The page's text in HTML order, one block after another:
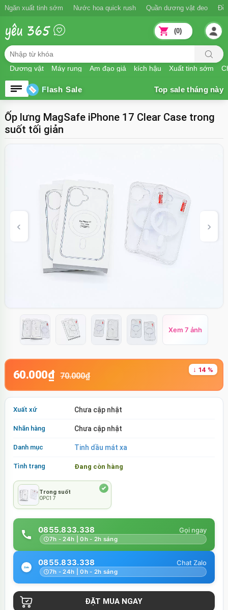
Ngăn xuất tinh sớm Nước hoa quick rush Quần dương vật đeo Đồ
Dương vật Máy rung Âm đạo giả kích hậu Xuất tinh sớm
(0)
Flash Sale
Ốp lưng MagSafe iPhone 17 Clear Case trong
suốt tối giản
Xem 7 ảnh
60.000₫ 70.000₫
↓ 14 %
Xuất xứ Chưa cập nhật
Nhãn hàng Chưa cập nhật
Danh mục Tinh dầu mát xa
Tình trạng Đang còn hàng
Trong suốt
OPC17
0855.833.338
7h - 24h | 0h - 2h sáng
0855.833.338
7h - 24h | 0h - 2h sáng